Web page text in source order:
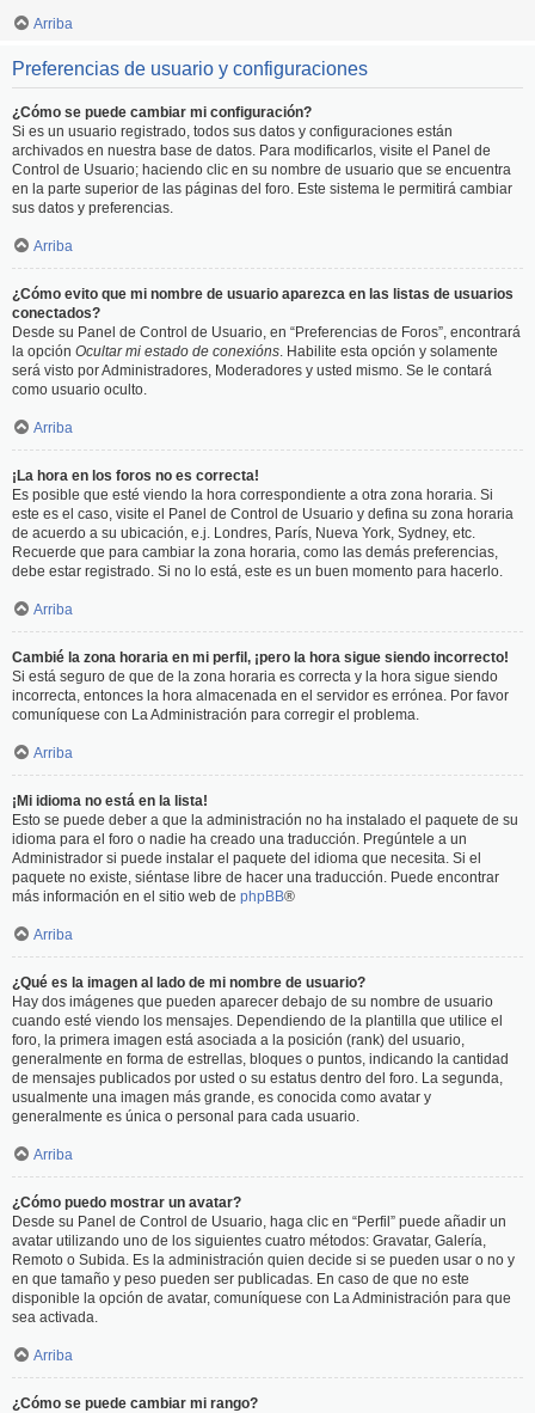
Arriba
Preferencias de usuario y configuraciones
¿Cómo se puede cambiar mi configuración?
Si es un usuario registrado, todos sus datos y configuraciones están
archivados en nuestra base de datos. Para modificarlos, visite el Panel de
Control de Usuario; haciendo clic en su nombre de usuario que se encuentra
en la parte superior de las páginas del foro. Este sistema le permitirá cambiar
sus datos y preferencias.
Arriba
¿Cómo evito que mi nombre de usuario aparezca en las listas de usuarios
conectados?
Desde su Panel de Control de Usuario, en “Preferencias de Foros”, encontrará
la opción Ocultar mi estado de conexións. Habilite esta opción y solamente
será visto por Administradores, Moderadores y usted mismo. Se le contará
como usuario oculto.
Arriba
¡La hora en los foros no es correcta!
Es posible que esté viendo la hora correspondiente a otra zona horaria. Si
este es el caso, visite el Panel de Control de Usuario y defina su zona horaria
de acuerdo a su ubicación, e.j. Londres, París, Nueva York, Sydney, etc.
Recuerde que para cambiar la zona horaria, como las demás preferencias,
debe estar registrado. Si no lo está, este es un buen momento para hacerlo.
Arriba
Cambié la zona horaria en mi perfil, ¡pero la hora sigue siendo incorrecto!
Si está seguro de que de la zona horaria es correcta y la hora sigue siendo
incorrecta, entonces la hora almacenada en el servidor es errónea. Por favor
comuníquese con La Administración para corregir el problema.
Arriba
¡Mi idioma no está en la lista!
Esto se puede deber a que la administración no ha instalado el paquete de su
idioma para el foro o nadie ha creado una traducción. Pregúntele a un
Administrador si puede instalar el paquete del idioma que necesita. Si el
paquete no existe, siéntase libre de hacer una traducción. Puede encontrar
más información en el sitio web de phpBB®
Arriba
¿Qué es la imagen al lado de mi nombre de usuario?
Hay dos imágenes que pueden aparecer debajo de su nombre de usuario
cuando esté viendo los mensajes. Dependiendo de la plantilla que utilice el
foro, la primera imagen está asociada a la posición (rank) del usuario,
generalmente en forma de estrellas, bloques o puntos, indicando la cantidad
de mensajes publicados por usted o su estatus dentro del foro. La segunda,
usualmente una imagen más grande, es conocida como avatar y
generalmente es única o personal para cada usuario.
Arriba
¿Cómo puedo mostrar un avatar?
Desde su Panel de Control de Usuario, haga clic en “Perfil” puede añadir un
avatar utilizando uno de los siguientes cuatro métodos: Gravatar, Galería,
Remoto o Subida. Es la administración quien decide si se pueden usar o no y
en que tamaño y peso pueden ser publicadas. En caso de que no este
disponible la opción de avatar, comuníquese con La Administración para que
sea activada.
Arriba
¿Cómo se puede cambiar mi rango?